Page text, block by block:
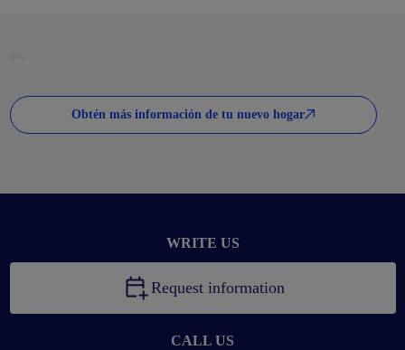
Obtén más información de tu nuevo hogar
WRITE US
Request information
CALL US